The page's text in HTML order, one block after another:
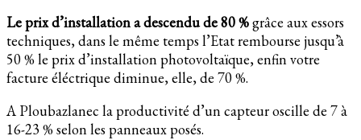
Le prix d’installation a descendu de 80 %grâce aux essors
techniques, dans le même temps l’Etat rembourse jusqu’à
50 % le prix d’installation photovoltaïque, enfin votre
facture éléctrique diminue, elle, de 70 %.
A Ploubazlanec la productivité d’un capteur oscille de 7 à
16-23 % selon les panneaux posés.